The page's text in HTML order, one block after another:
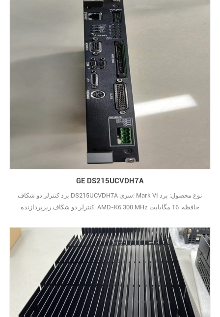
GE DS215UCVDH7A
برد کنترلر دو شکاف DS215UCVDH7A سری: Mark VI نوع محصول: برد
کنترلر دو شکاف ریزپردازنده: AMD-K6 300 MHz حافظه: 16 مگابایت
ایالات متحده آمریکا (ایالات متحده آمریکا) راهنما: GEH-6421M29